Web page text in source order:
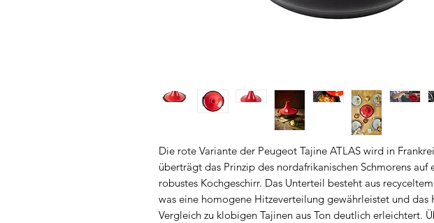
Die rote Variante der Peugeot Tajine ATLAS wird in
überträgt das Prinzip des nordafrikanischen Schmorens auf
robustes Kochgeschirr. Das Unterteil besteht aus
was eine homogene Hitzeverteilung gewährleistet und das
Vergleich zu klobigen Tajinen aus Ton deutlich erleichtert.